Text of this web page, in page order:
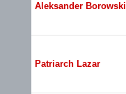
Aleksander Borowski
Patriarch Lazar